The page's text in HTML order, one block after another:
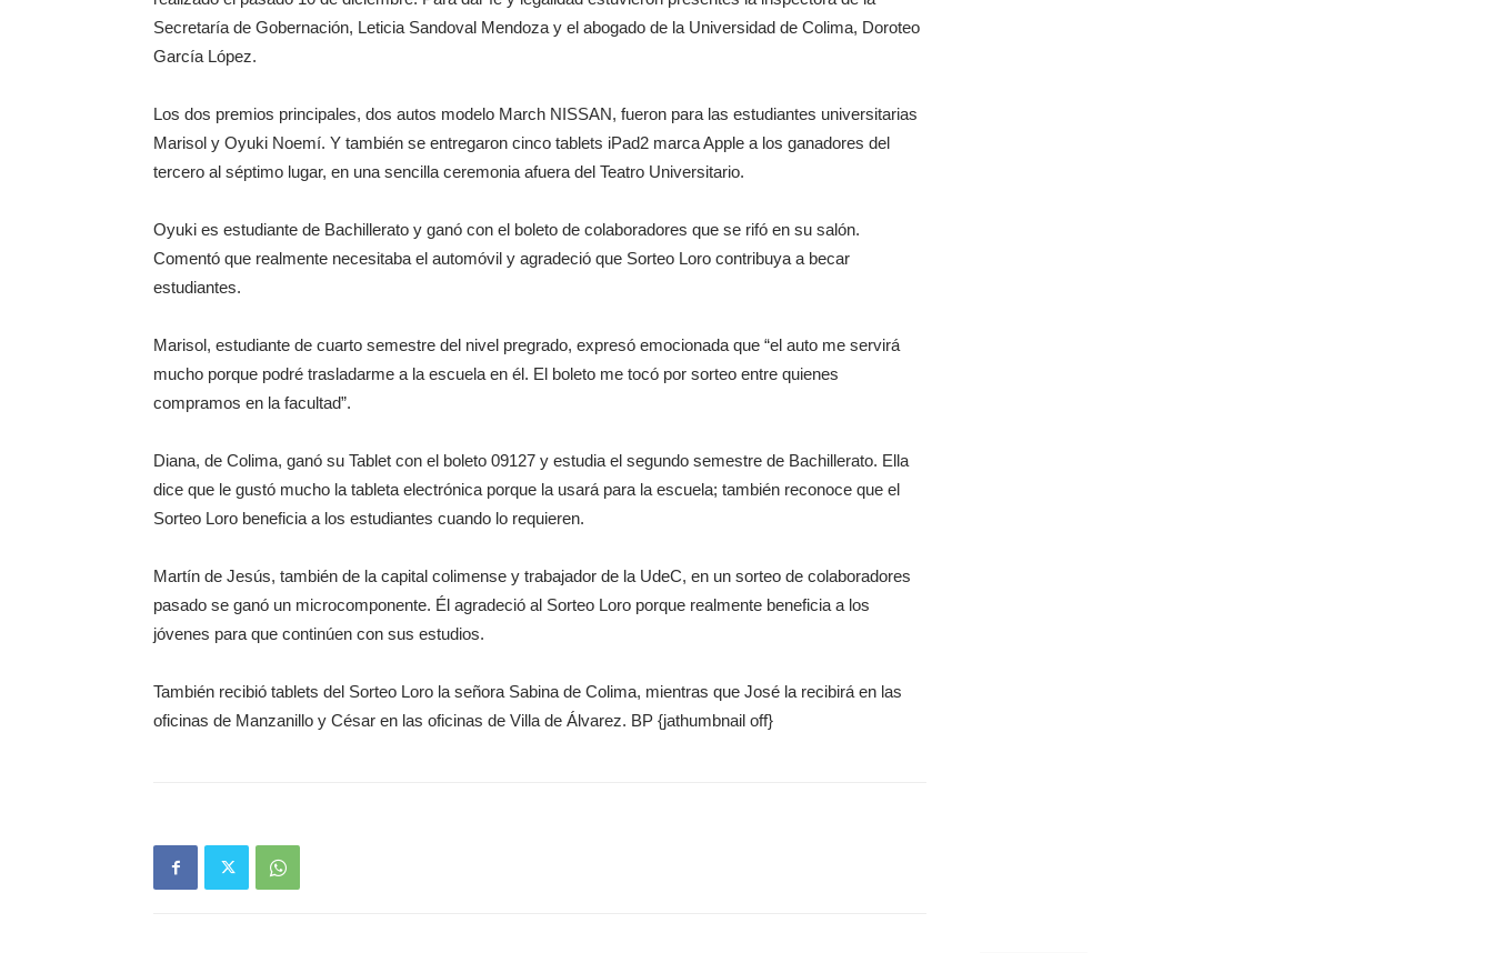
Secretaría de Gobernación, Leticia Sandoval Mendoza y el abogado de la Universidad de Colima, Doroteo
García López.
Los dos premios principales, dos autos modelo March NISSAN, fueron para las estudiantes universitarias
Marisol y Oyuki Noemí. Y también se entregaron cinco tablets iPad2 marca Apple a los ganadores del
tercero al séptimo lugar, en una sencilla ceremonia afuera del Teatro Universitario.
Oyuki es estudiante de Bachillerato y ganó con el boleto de colaboradores que se rifó en su salón.
Comentó que realmente necesitaba el automóvil y agradeció que Sorteo Loro contribuya a becar
estudiantes.
Marisol, estudiante de cuarto semestre del nivel pregrado, expresó emocionada que “el auto me servirá
mucho porque podré trasladarme a la escuela en él. El boleto me tocó por sorteo entre quienes
compramos en la facultad”.
Diana, de Colima, ganó su Tablet con el boleto 09127 y estudia el segundo semestre de Bachillerato. Ella
dice que le gustó mucho la tableta electrónica porque la usará para la escuela; también reconoce que el
Sorteo Loro beneficia a los estudiantes cuando lo requieren.
Martín de Jesús, también de la capital colimense y trabajador de la UdeC, en un sorteo de colaboradores
pasado se ganó un microcomponente. Él agradeció al Sorteo Loro porque realmente beneficia a los
jóvenes para que continúen con sus estudios.
También recibió tablets del Sorteo Loro la señora Sabina de Colima, mientras que José la recibirá en las
oficinas de Manzanillo y César en las oficinas de Villa de Álvarez. BP {jathumbnail off}